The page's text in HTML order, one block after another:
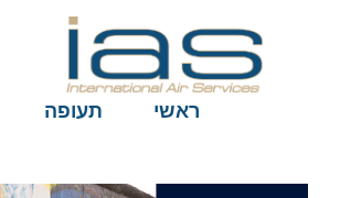
ראשי תעופה